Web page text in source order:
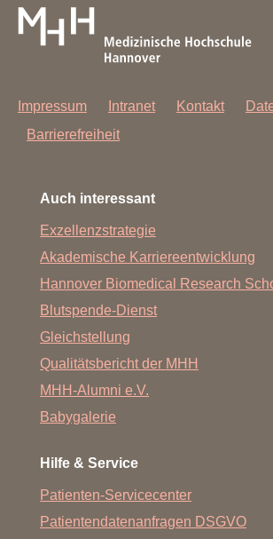
Impressum Intranet Kontakt
Barrierefreiheit
Auch interessant
Exzellenzstrategie
Akademische Karriereentwicklung
Hannover Biomedical Research
Blutspende-Dienst
Gleichstellung
Qualitätsbericht der MHH
MHH-Alumni e.V.
Babygalerie
Hilfe & Service
Patienten-Servicecenter
Patientendatenanfragen DSGVO